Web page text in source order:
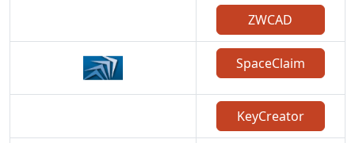
ZWCAD
SpaceClaim
KeyCreator